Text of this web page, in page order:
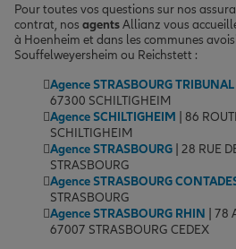
Pour toutes vos questions sur nos
contrat, nos agentsAllianz vous
à Hoenheim et dans les communes
Souffelweyersheim ou Reichstett :
Agence STRASBOURG TRIBUNAL
67300 SCHILTIGHEIM
Agence SCHILTIGHEIM | 86
SCHILTIGHEIM
Agence STRASBOURG | 28 RUE
STRASBOURG
Agence STRASBOURG
STRASBOURG
Agence STRASBOURG RHIN | 78
67007 STRASBOURG CEDEX